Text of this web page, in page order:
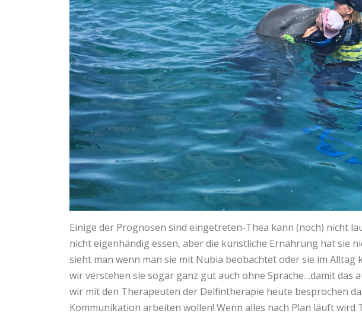
Einige der Prognosen sind eingetreten-Thea kann (noch) nicht
nicht eigenhändig essen, aber die künstliche Ernährung hat sie
sieht man wenn man sie mit Nubia beobachtet oder sie im Alltag
wir verstehen sie sogar ganz gut auch ohne Sprache…damit das
wir mit den Therapeuten der Delfintherapie heute besprochen
Kommunikation arbeiten wollen! Wenn alles nach Plan läuft wird